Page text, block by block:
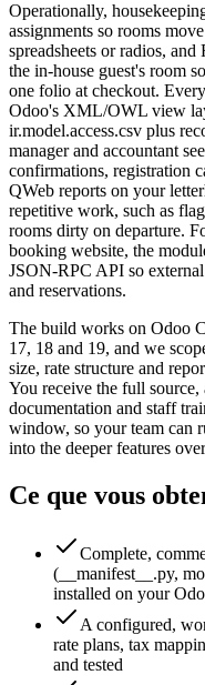
Operationally,
assignments so rooms
spreadsheets or radios,
the in-house guest's room
one folio at checkout.
Odoo's XML/OWL view
ir.model.access.csv plus
manager and accountant
confirmations, registration
QWeb reports on your
repetitive work, such as
rooms dirty on departure.
booking website, the
JSON-RPC API so
and reservations.
The build works on Odoo
17, 18 and 19, and we
size, rate structure and
You receive the full
documentation and staff
window, so your team can
into the deeper features
Ce que vous
Complete,
(__manifest__.py,
installed on your
A configured,
rate plans, tax
and tested